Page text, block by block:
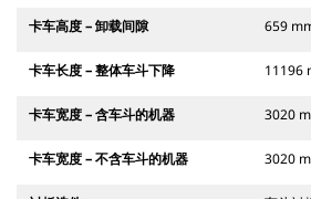
卡车高度 – 卸载间隙 659
卡车长度 – 整体车斗下降 11196
卡车宽度 – 含车斗的机器 3020
卡车宽度 – 不含车斗的机器 3020